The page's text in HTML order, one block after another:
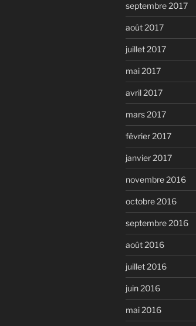
septembre 2017
août 2017
juillet 2017
mai 2017
avril 2017
mars 2017
février 2017
janvier 2017
novembre 2016
octobre 2016
septembre 2016
août 2016
juillet 2016
juin 2016
mai 2016